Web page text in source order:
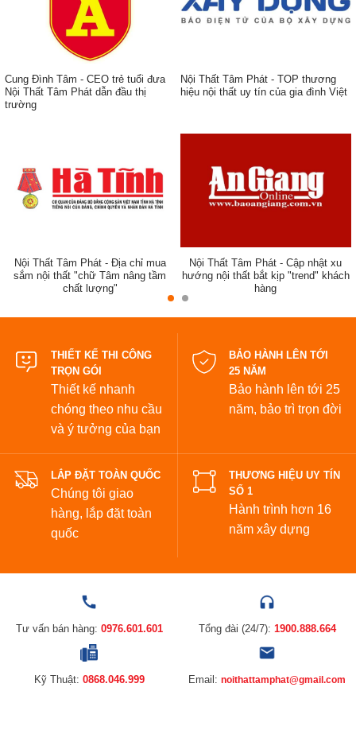
Cung Đình Tâm - CEO trẻ tuổi đưa
Nội Thất Tâm Phát dẫn đầu thị
trường
Nội Thất Tâm Phát - TOP thương
hiệu nội thất uy tín của gia đình Việt
Nội Thất Tâm Phát - Địa chỉ mua
sắm nội thất "chữ Tâm nâng tầm
chất lượng"
Nội Thất Tâm Phát - Cập nhật xu
hướng nội thất bắt kịp "trend" khách
hàng
THIẾT KẾ THI CÔNG
TRỌN GÓI
Thiết kế nhanh
chóng theo nhu cầu
và ý tưởng của bạn
BẢO HÀNH LÊN TỚI
25 NĂM
Bảo hành lên tới 25
năm, bảo trì trọn đời
LẮP ĐẶT TOÀN QUỐC
Chúng tôi giao
hàng, lắp đặt toàn
quốc
THƯƠNG HIỆU UY TÍN
SỐ 1
Hành trình hơn 16
năm xây dựng
Tư vấn bán hàng: 0976.601.601 Tổng đài (24/7): 1900.888.664
Kỹ Thuật: 0868.046.999 Email: noithattamphat@gmail.com